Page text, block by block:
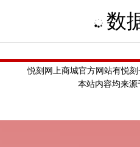
数
悦刻网上商城官方网站有悦
本站内容均来